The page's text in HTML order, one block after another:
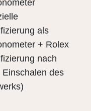
als
+ Rolex
nach
Einschalen des